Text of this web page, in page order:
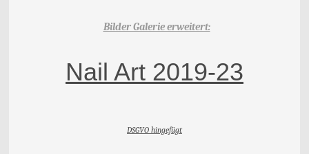
Bilder Galerie erweitert:
Nail Art 2019-23
DSGVO hingefügt